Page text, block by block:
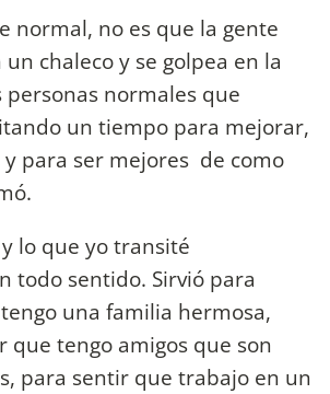
normal, no es que la gente
chaleco y se golpea en la
personas normales que
un tiempo para mejorar,
para ser mejores de como
lo que yo transité
todo sentido. Sirvió para
una familia hermosa,
que tengo amigos que son
para sentir que trabajo en un